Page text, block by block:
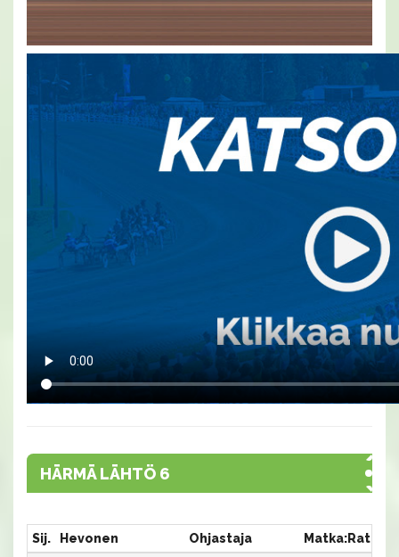
HÄRMÄ LÄHTÖ 6
Sij. Hevonen Ohjastaja Matka:Rata